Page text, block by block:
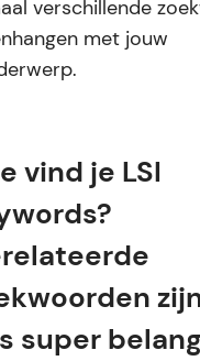
verschillende
met jouw
vind je LSI
super